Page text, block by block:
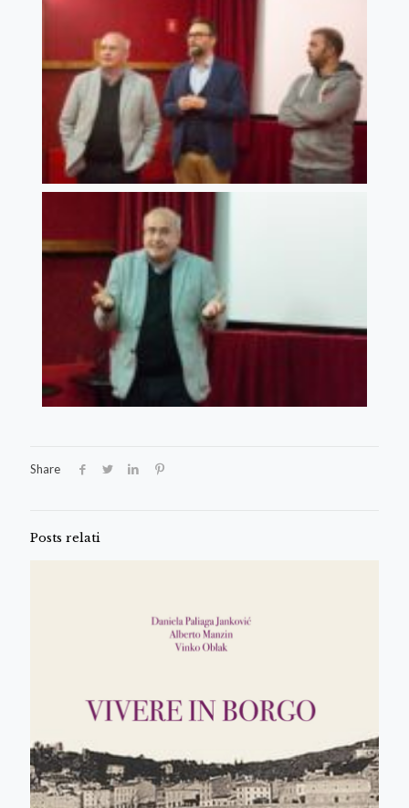
Share
Posts relati